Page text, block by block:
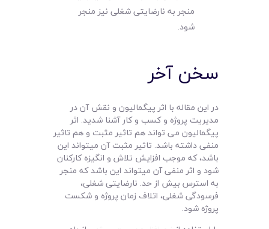
منجر به نارضایتی شغلی نیز منجر
شود.
سخن آخر
در این مقاله با اثر پیگمالیون و نقش آن در
مدیریت پروژه و کسب و کار آشنا شدید. اثر
پیگمالیون می تواند هم تاثیر مثبت و هم تاثیر
منفی داشته باشد. تاثیر مثبت آن میتواند این
باشد، که موجب افزایش تلاش و انگیزه کارکنان
شود و اثر منفی آن میتواند این باشد که منجر
به استرس بیش از حد. نارضایتی شغلی،
فرسودگی شغلی، اتلاف زمان پروژه و شکست
پروژه شود.